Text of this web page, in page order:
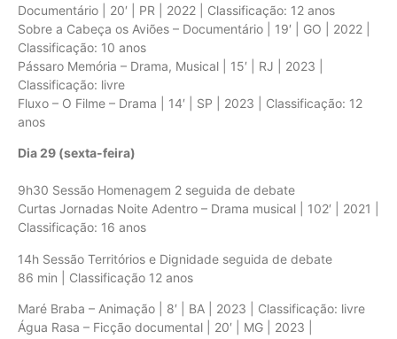
Documentário | 20′ | PR | 2022 | Classificação: 12 anos
Sobre a Cabeça os Aviões – Documentário | 19′ | GO | 2022 |
Classificação: 10 anos
Pássaro Memória – Drama, Musical | 15′ | RJ | 2023 |
Classificação: livre
Fluxo – O Filme – Drama | 14′ | SP | 2023 | Classificação: 12
anos
Dia 29 (sexta-feira)
9h30 Sessão Homenagem 2 seguida de debate
Curtas Jornadas Noite Adentro – Drama musical | 102′ | 2021 |
Classificação: 16 anos
14h Sessão Territórios e Dignidade seguida de debate
86 min | Classificação 12 anos
Maré Braba – Animação | 8′ | BA | 2023 | Classificação: livre
Água Rasa – Ficção documental | 20′ | MG | 2023 |